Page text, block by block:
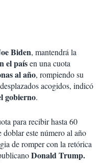
Biden, mantendrá la
el paísen una cuota
al año, rompiendo su
acogidos, indicó
gobierno.
para recibir hasta 60
este número al año
de romper con la retórica
Donald Trump.